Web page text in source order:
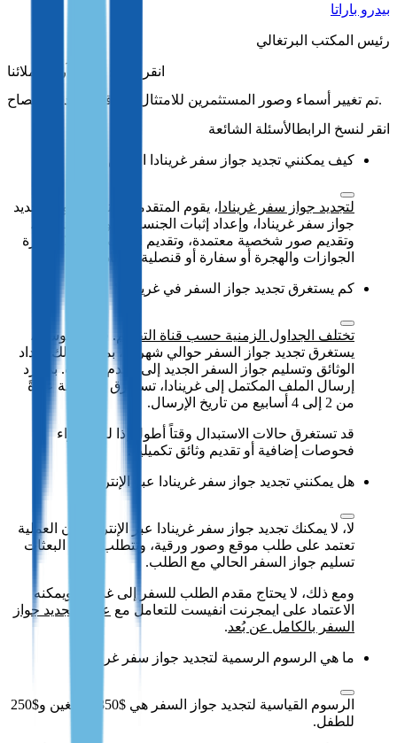
بيدرو باراتا
رئيس المكتب البرتغالي
آراء عملائنا
تم تغيير أسماء وصور المستثمرين للامتثال لاتفاقيات عدم الإفصاح.
الأسئلة الشائعة
كيف يمكنني تجديد جواز سفر غرينادا الخاص بي؟
لتجديد جواز سفر غرينادا ، يقوم المتقدمون بتعبئة نموذج تجديد
جواز سفر غرينادا، وإعداد إثبات الجنسية والوثائق الداعمة،
وتقديم صور شخصية معتمدة، وتقديم الملف من خلال إدارة
الجوازات والهجرة أو سفارة أو قنصلية غرينادا.
كم يستغرق تجديد جواز السفر في غرينادا؟
تختلف الجداول الزمنية حسب قناة التقديم . في المتوسط،
يستغرق تجديد جواز السفر حوالي شهرين، بما في ذلك إعداد
الوثائق وتسليم جواز السفر الجديد إلى مقدم الطلب. بمجرد
إرسال الملف المكتمل إلى غرينادا، تستغرق المعالجة عادةً
من 2 إلى 4 أسابيع من تاريخ الإرسال.
قد تستغرق حالات الاستبدال وقتاً أطول إذا لزم إجراء
فحوصات إضافية أو تقديم وثائق تكميلية.
هل يمكنني تجديد جواز سفر غرينادا عبر الإنترنت؟
لا، لا يمكنك تجديد جواز سفر غرينادا عبر الإنترنت لأن العملية
تعتمد على طلب موقع وصور ورقية، وتتطلب بعض البعثات
تسليم جواز السفر الحالي مع الطلب.
ومع ذلك، لا يحتاج مقدم الطلب للسفر إلى غرينادا ويمكنه
الاعتماد على ايمجرنت انفيست للتعامل مع عملية تجديد جواز
السفر بالكامل عن بُعد.
ما هي الرسوم الرسمية لتجديد جواز سفر غرينادا؟
الرسوم القياسية لتجديد جواز السفر هي $350 للبالغين و$250
للطفل.